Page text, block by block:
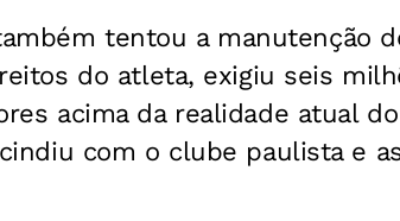
tentou a manutenção
do atleta, exigiu seis
acima da realidade atual
com o clube paulista e